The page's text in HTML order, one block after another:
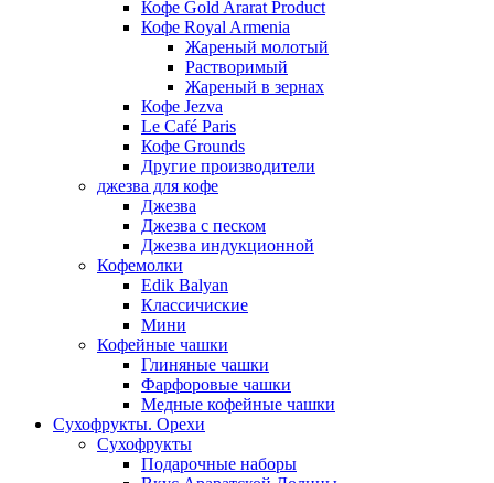
Кофе Gold Ararat Product
Кофе Royal Armenia
Жареный молотый
Растворимый
Жареный в зернах
Кофе Jezva
Le Café Paris
Кофе Grounds
Другие производители
джезва для кофе
Джезва
Джезва с песком
Джезва индукционной
Кофемолки
Edik Balyan
Классичиские
Мини
Кофейные чашки
Глиняные чашки
Фарфоровые чашки
Медные кофейные чашки
Сухофрукты. Орехи
Сухофрукты
Подарочные наборы